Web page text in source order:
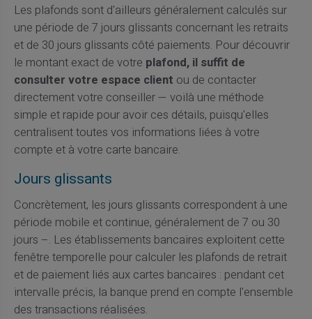
Les plafonds sont d'ailleurs généralement calculés sur
une période de 7 jours glissants concernant les retraits
et de 30 jours glissants côté paiements. Pour découvrir
le montant exact de votre plafond, il suffit de
consulter votre espace client ou de contacter
directement votre conseiller — voilà une méthode
simple et rapide pour avoir ces détails, puisqu'elles
centralisent toutes vos informations liées à votre
compte et à votre carte bancaire.
Jours glissants
Concrètement, les jours glissants correspondent à une
période mobile et continue, généralement de 7 ou 30
jours –. Les établissements bancaires exploitent cette
fenêtre temporelle pour calculer les plafonds de retrait
et de paiement liés aux cartes bancaires : pendant cet
intervalle précis, la banque prend en compte l'ensemble
des transactions réalisées.